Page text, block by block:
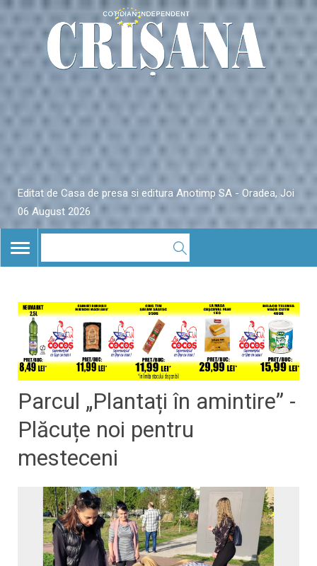
Editat de Casa de presa si editura Anotimp SA - Oradea, Joi
06 August 2026
TOGGLE
NAVIGATION
Parcul „Plantați în amintire” -
Plăcuțe noi pentru
mesteceni